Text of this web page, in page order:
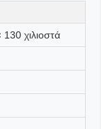
130 χιλιοστά